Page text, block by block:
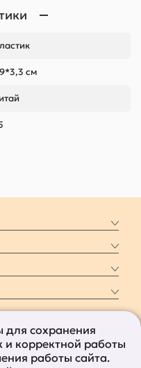
см
звонок
сохранения
и корректной работы
работы сайта.